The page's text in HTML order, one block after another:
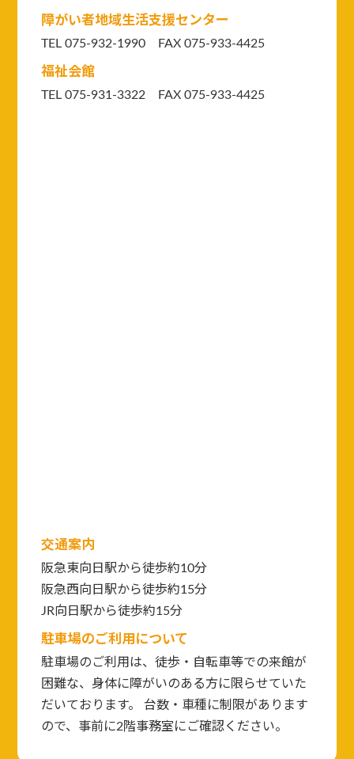
障がい者地域生活支援センター
TEL 075-932-1990 FAX 075-933-4425
福祉会館
TEL 075-931-3322 FAX 075-933-4425
交通案内
阪急東向日駅から徒歩約10分
阪急西向日駅から徒歩約15分
JR向日駅から徒歩約15分
駐車場のご利用について
駐車場のご利用は、徒歩・自転車等での来館が
困難な、身体に障がいのある方に限らせていた
だいております。 台数・車種に制限があります
ので、事前に2階事務室にご確認ください。